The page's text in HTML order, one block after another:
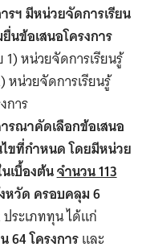
รฯ มีหน่วยจัดการเรียน
นข้อเสนอโครงการ
หน่วยจัดการเรียนรู้
หน่วยจัดการเรียนรู้
การ
ณาคัดเลือกข้อเสนอ
ขที่กำหนด โดยมีหน่วย
เบื้องต้นจำนวน 113
หวัด ครอบคลุม 6
ระเภททุน ได้แก่
64 โครงการและ